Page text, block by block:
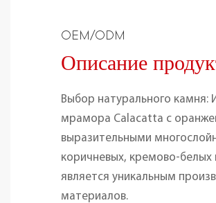
OEM/ODM
Описание
Выбор натурального камня:
мрамора Calacatta с
выразительными
коричневых, кремово-
является уникальным
материалов.